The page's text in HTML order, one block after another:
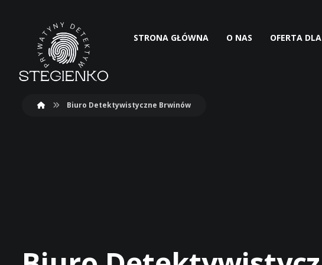
STRONA GŁÓWNA O NAS OFERTA
Biuro Detektywistyczne Brwinów